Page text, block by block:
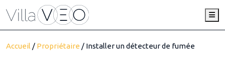
Accueil / Propriétaire / Installer un détecteur de fumée